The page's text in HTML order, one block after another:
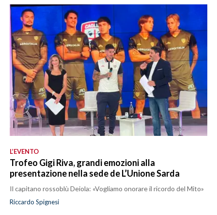
L’EVENTO
Trofeo Gigi Riva, grandi emozioni alla
presentazione nella sede de L’Unione Sarda
Il capitano rossoblù Deiola: «Vogliamo onorare il ricordo del Mito»
Riccardo Spignesi